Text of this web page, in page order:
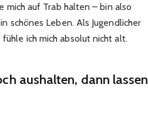
mich auf Trab halten – bin also
schönes Leben. Als Jugendlicher
ich mich absolut nicht alt.
aushalten, dann lassen